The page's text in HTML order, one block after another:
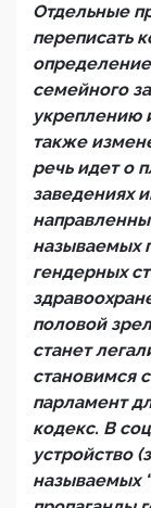
Отдельные
переписать
семейного
укреплению
также
речь идет о
заведениях
называемых
гендерных
половой
станет
становимся
парламент
кодекс. В
устройство
называемых